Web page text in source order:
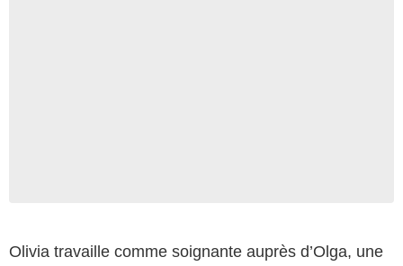
Olivia travaille comme soignante auprès d’Olga, une